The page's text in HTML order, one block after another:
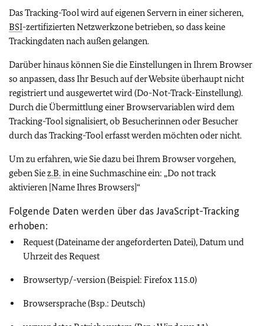
DasTracking-Toolwird auf eigenen Servern in einer sicheren,
BSI-zertifizierten Netzwerkzone betrieben, so dass keine
Trackingdaten nach außen gelangen.
Darüber hinaus können Sie die Einstellungen in Ihrem Browser
so anpassen, dass Ihr Besuch auf der Website überhaupt nicht
registriert und ausgewertet wird (Do-Not-Track-Einstellung).
Durch die Übermittlung einer Browservariablen wird dem
Tracking-Tool signalisiert, ob Besucherinnen oder Besucher
durch dasTracking-Toolerfasst werden möchten oder nicht.
Um zu erfahren, wie Sie dazu bei Ihrem Browser vorgehen,
geben Siez.B.in eine Suchmaschine ein: „Do not track
aktivieren [Name IhresBrowsers]“
Folgende Daten werden über dasJavaScript-Tracking
erhoben:
Request(Dateiname der angeforderten Datei), Datum und
Uhrzeit des Request
Browsertyp/-version (Beispiel: Firefox 115.0)
Browsersprache (Bsp.: Deutsch)